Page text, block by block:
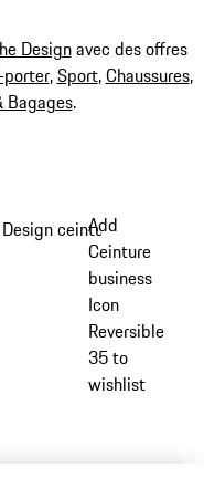
Designavec des offres
,Sport,Chaussures,
Bagages.
items
ceintures
Add
Ceinture
business
Icon
Reversible
35 to
wishlist